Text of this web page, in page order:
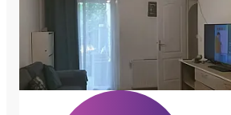
sommes un couple avec un métier
atypique et des horaires variables. La
personne devra pouvoir preparer les
enfants le matin déposer les enfants à
l'école pour 8h30 et aller les chercher à
16h15, 4 jours par semaine (école à 8 min
en vélo cargo). La personne aura la